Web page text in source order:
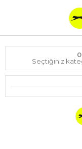
Seçtiğiniz